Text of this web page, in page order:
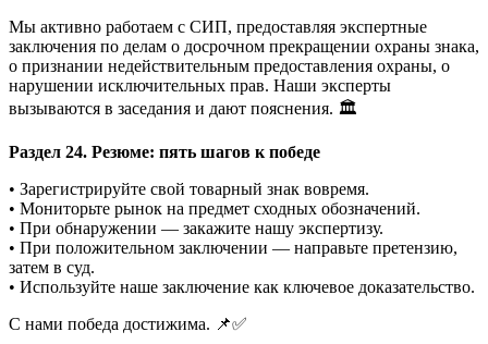
Мы активно работаем с СИП, предоставляя экспертные
заключения по делам о досрочном прекращении охраны знака,
о признании недействительным предоставления охраны, о
нарушении исключительных прав. Наши эксперты
вызываются в заседания и дают пояснения. 🏛️
Раздел 24. Резюме: пять шагов к победе
• Зарегистрируйте свой товарный знак вовремя.
• Мониторьте рынок на предмет сходных обозначений.
• При обнаружении — закажите нашу экспертизу.
• При положительном заключении — направьте претензию,
затем в суд.
• Используйте наше заключение как ключевое доказательство.
С нами победа достижима. 📌✅